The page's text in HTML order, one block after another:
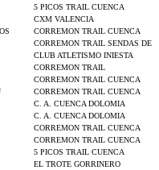
5 PICOS TRAIL CUENCA
CXM VALENCIA
CORREMON TRAIL CUENCA
CORREMON TRAIL SENDAS DE
CLUB ATLETISMO INIESTA
CORREMON TRAIL
CORREMON TRAIL CUENCA
CORREMON TRAIL CUENCA
C. A. CUENCA DOLOMIA
C. A. CUENCA DOLOMIA
CORREMON TRAIL CUENCA
CORREMON TRAIL CUENCA
5 PICOS TRAIL CUENCA
EL TROTE GORRINERO